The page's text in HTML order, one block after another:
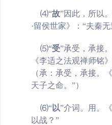
⑷“故”因此，所以
·留侯世家》：“夫秦
⑸“受”承受，承接
《李适之法观禅师铭
（承：承受，承接。
天子之命。”）
⑹“以”介词。用。
以战？”